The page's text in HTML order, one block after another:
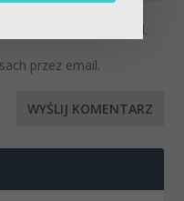
przez email.
przez email.